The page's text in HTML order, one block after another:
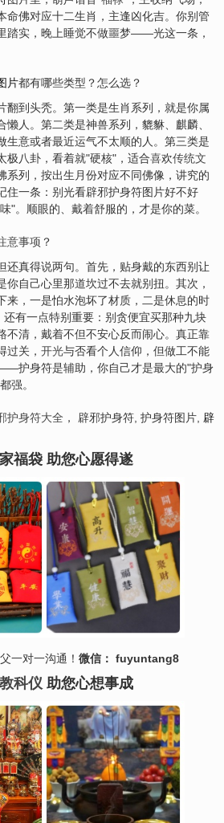
命佛对应十二生肖，主逢凶化吉。你别管
踏实，晚上睡觉不做噩梦——光这一条，
片都有哪些类型？怎么选？
翻到头秃。第一类是生肖系列，就是你属
人。第二类是神兽系列，貔貅、麒麟、
生意或者最近运气不太顺的人。第三类是
极八卦，看着就"硬核"，适合喜欢传统文
系列，按出生月份对应不同佛像，讲究的
住一条：别光看辟邪护身符图片好不好
"。顺眼的、戴着舒服的，才是你的菜。
意事项 ？
还真得说两句。首先，贴身戴的东西别让
你自己心里那道坎过不去就别扭。其次，
来，一是怕水泡坏了材质，二是休息的时
有一点特别重要：别贪便宜买那种九块
不清，戴着不但不安心反而闹心。真正靠
过关， 开光与否看个人信仰，但做工不能
护身符是辅助，你自己才是最大的"护身
强。
护身符大全 ， 辟邪护身符, 护身符图片, 辟
福袋 助您心愿得遂
一对一沟通！ 微信： fuyuntang8
科仪助您心想事成